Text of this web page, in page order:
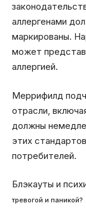
аллергенами
маркированы.
может
аллергией.
Меррифилд
отрасли,
должны
этих
потребителей.
Блэкауты и
тревогой и паникой?